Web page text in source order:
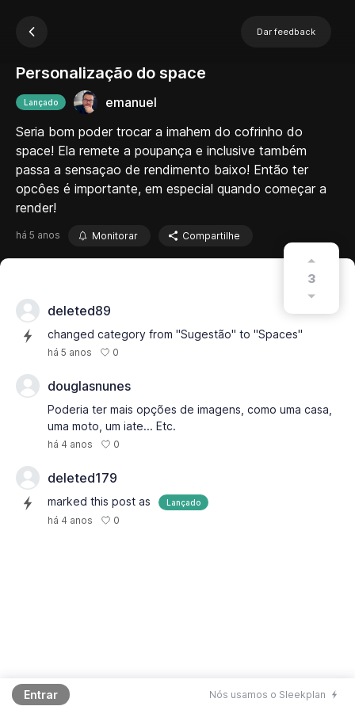
Dar feedback
Personalização do space
Lançado
emanuel
Seria bom poder trocar a imahem do cofrinho do
space! Ela remete a poupança e inclusive também
passa a sensaçao de rendimento baixo! Então ter
opcôes é importante, em especial quando começar a
render!
há 5 anos Monitorar Compartilhe
3
deleted89
changed category from "Sugestão" to "Spaces"
há 5 anos 0
douglasnunes
Poderia ter mais opções de imagens, como uma casa,
uma moto, um iate... Etc.
há 4 anos 0
deleted179
marked this post as Lançado
há 4 anos 0
Entrar Nós usamos o Sleekplan